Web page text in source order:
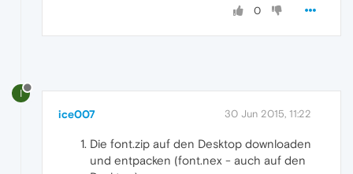
0
I
ice007 30 Jun 2015, 11:22
Die font.zip auf den Desktop downloaden
und entpacken (font.nex - auch auf den